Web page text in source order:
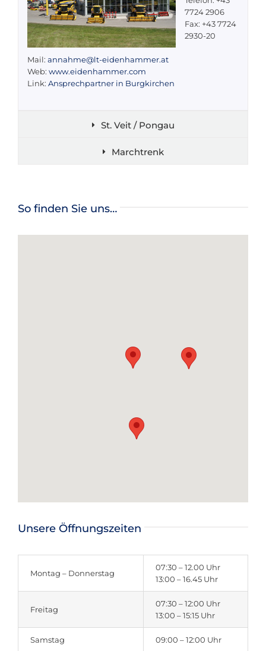
7724 2906
Fax: +43 7724
2930-20
Mail: annahme@lt-eidenhammer.at
Web: www.eidenhammer.com
Link: Ansprechpartner in Burgkirchen
St. Veit / Pongau
Marchtrenk
So finden Sie uns…
Unsere Öffnungszeiten
Montag – Donnerstag
07:30 – 12.00 Uhr
13:00 – 16.45 Uhr
Freitag
07:30 – 12:00 Uhr
13:00 – 15:15 Uhr
Samstag 09:00 – 12:00 Uhr